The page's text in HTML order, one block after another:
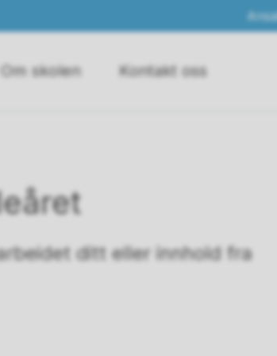
Om skolen Kontakt oss
ditt eller innhold fra